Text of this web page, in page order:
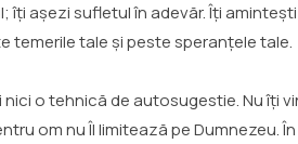
așezi sufletul în adevăr. Îți
temerile tale și peste speranțele tale.
o tehnică de autosugestie. Nu
om nu Îl limitează pe